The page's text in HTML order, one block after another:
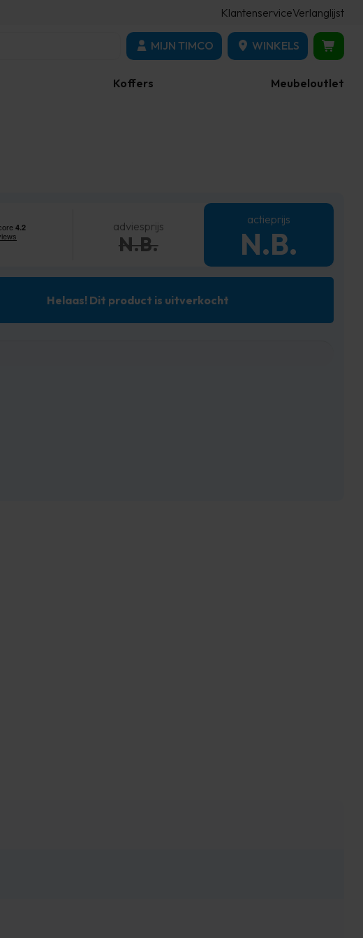
KlantenserviceVerlanglijst
MIJN TIMCO WINKELS
Koffers Meubeloutlet
adviesprijs
N.B.
actieprijs
N.B.
Helaas! Dit product is uitverkocht